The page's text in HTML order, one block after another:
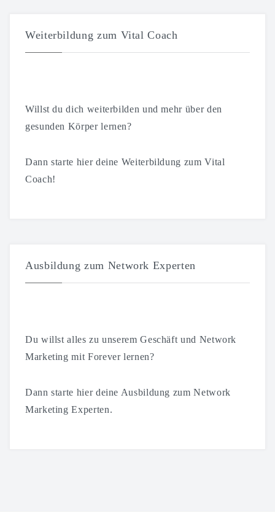
Weiterbildung zum Vital Coach
Willst du dich weiterbilden und mehr über den
gesunden Körper lernen?
Dann starte hier deine Weiterbildung zum Vital
Coach!
Ausbildung zum Network Experten
Du willst alles zu unserem Geschäft und Network
Marketing mit Forever lernen?
Dann starte hier deine Ausbildung zum Network
Marketing Experten.